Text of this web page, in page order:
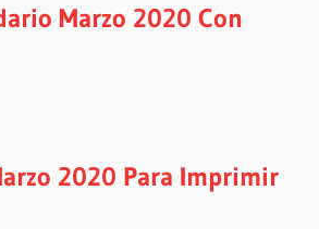
Marzo 2020 Con
2020 Para Imprimir